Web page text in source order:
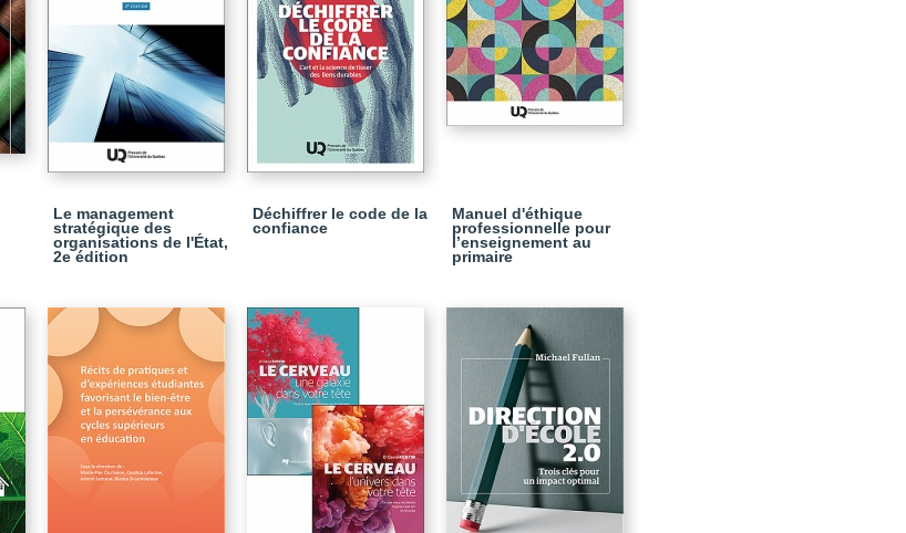
Le management
stratégique des
organisations de l'État,
2e édition
Déchiffrer le code de la
confiance
Manuel d'éthique
professionnelle pour
l’enseignement au
primaire